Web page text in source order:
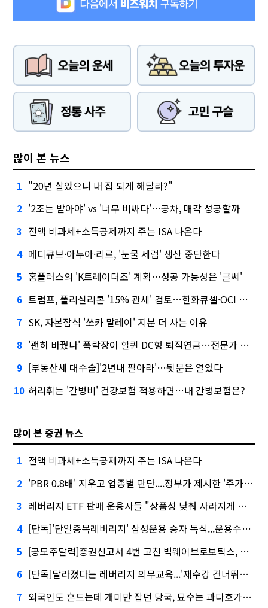
많이 본 뉴스
1 "20년 살았으니 내 집 되게 해달라?"
2 '2조는 받아야' vs '너무 비싸다'…공차, 매각 성공할까
3 전액 비과세+소득공제까지 주는 ISA 나온다
4 메디큐브·아누아·리르, '눈물 세럼' 생산 중단한다
5 홈플러스의 'K트레이더조' 계획…성공 가능성은 '글쎄'
6 트럼프, 폴리실리콘 '15% 관세' 검토…한화큐셀·OCI 영향은?
7 SK, 자본잠식 '쏘카 말레이' 지분 더 사는 이유
8 '괜히 바꿨나' 폭락장이 할퀸 DC형 퇴직연금…전문가 조언은
9 [부동산세 대수술]'2년내 팔아라'…뒷문은 열었다
10 허리휘는 '간병비' 건강보험 적용하면…내 간병보험은?
많이 본 증권 뉴스
1 전액 비과세+소득공제까지 주는 ISA 나온다
2 'PBR 0.8배' 지우고 업종별 판단....정부가 제시한 '주가 누르기' 방지법
3 레버리지 ETF 판매 운용사들 "상품성 낮춰 사라지게 해야"…일부 신중론도
4 [단독]'단일종목레버리지' 삼성운용 승자 독식...운용수익 미래에셋의 6배
5 [공모주달력]증권신고서 4번 고친 빅웨이브로보틱스, 수요예측
6 [단독]달라졌다는 레버리지 의무교육...'재수강 건너뛰기' 허점
7 외국인도 흔드는데 개미만 잡던 당국, 묘수는 과다호가부담금?